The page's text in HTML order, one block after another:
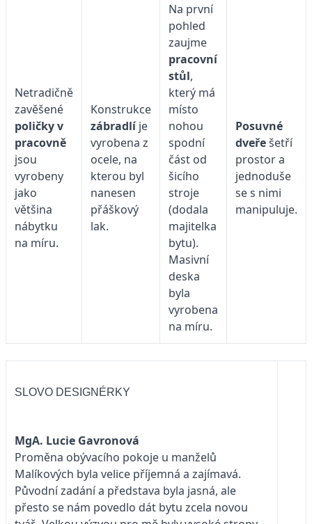
Netradičně
zavěšené
poličky v
pracovně
jsou
vyrobeny
jako
většina
nábytku
na míru.
Konstrukce
zábradlíje
vyrobena z
ocele, na
kterou byl
nanesen
přáškový
lak.
Na první
pohled
zaujme
pracovní
stůl,
který má
místo
nohou
spodní
část od
šicího
stroje
(dodala
majitelka
bytu).
Masivní
deska
byla
vyrobena
na míru.
Posuvné
dveřešetří
prostor a
jednoduše
se s nimi
manipuluje.
SLOVO DESIGNÉRKY
MgA. Lucie Gavronová
Proměna obývacího pokoje u manželů
Malíkových byla velice příjemná a zajímavá.
Původní zadání a představa byla jasná, ale
přesto se nám povedlo dát bytu zcela novou